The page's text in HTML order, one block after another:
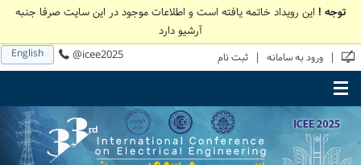
توجه ! این رویداد خاتمه یافته است و اطلاعات موجود در این سایت صرفا جنبه
آرشیو دارد
English @icee2025 | ورود به سامانه | ثبت نام